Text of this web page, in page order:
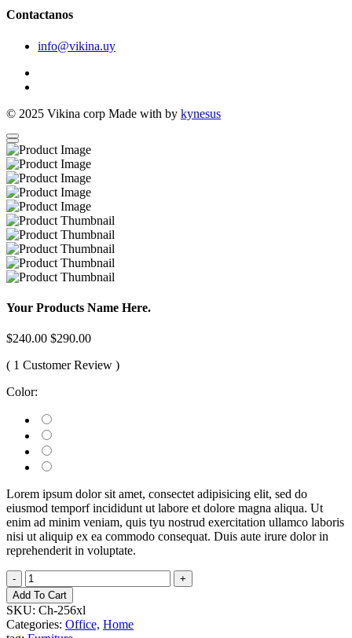
Contactanos
info@vikina.uy
© 2025 Vikina corp Made with by kynesus
Your Products Name Here.
$240.00 $290.00
( 1 Customer Review )
Color:
Lorem ipsum dolor sit amet, consectet adipisicing elit, sed do
eiusmod temporf incididunt ut labore et dolore magna aliqua. Ut
enim ad minim veniam, quis tyu nostrud exercitation ullamco laboris
nisi ut aliquip ex ea commodo consequat. Duis aute irure dolor in
reprehenderit in voluptate.
-
+
Add To Cart
SKU: Ch-256xl
Categories: Office, Home